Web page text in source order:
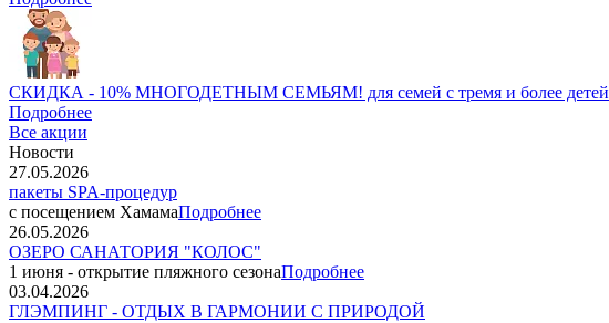
СКИДКА - 10% МНОГОДЕТНЫМ СЕМЬЯМ! для семей с тремя и более детей
Подробнее
Все акции
Новости
27.05.2026
пакеты SPA-процедур
с посещением ХамамаПодробнее
26.05.2026
ОЗЕРО САНАТОРИЯ "КОЛОС"
1 июня - открытие пляжного сезонаПодробнее
03.04.2026
ГЛЭМПИНГ - ОТДЫХ В ГАРМОНИИ С ПРИРОДОЙ